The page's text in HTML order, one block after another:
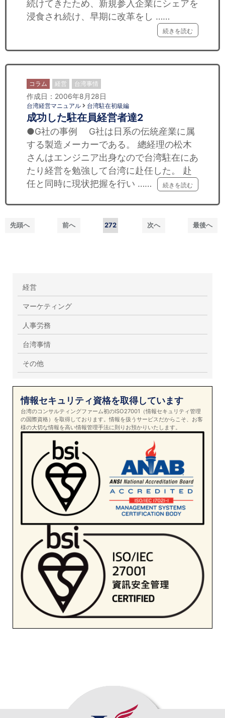
続けてきたため、新規参入企業にシェアを
浸食され続け、早期に改革をし ……
続きを読む
コラム 経営 台湾事情
作成日：2006年8月28日
台湾経営マニュアル 台湾駐在初級編
成功した駐在員経営者達2
●G社の事例 G社は日系の伝統産業に属
する製造メーカーである。 總経理の松木
さんはエンジニア出身なので台湾駐在にあ
たり経営を勉強して台湾に赴任した。 赴
任と同時に現状把握を行い ……
続きを読む
先頭へ 前へ 272 次へ 最後へ
経営
マーケティング
人事労務
台湾事情
その他
情報セキュリティ資格を取得しています
台湾のコンサルティングファーム初のISO27001（情報セキュリティ管理
の国際資格）を取得しております。情報を扱うサービスだからこそ、お客
様の大切な情報を高い情報管理手法に則りお預かりいたします。